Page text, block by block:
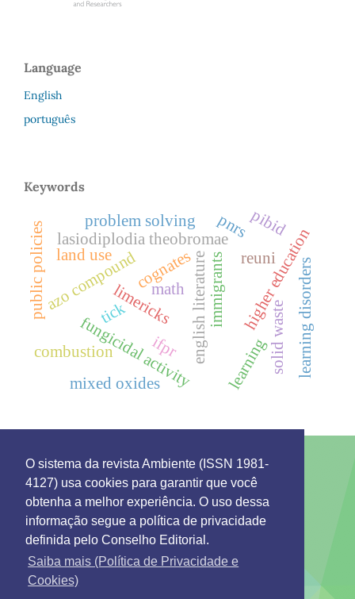
O sistema da revista Ambiente (ISSN 1981-
4127) usa cookies para garantir que você
obtenha a melhor experiência. O uso dessa
informação segue a política de privacidade
definida pelo Conselho Editorial.
Saiba mais (Política de Privacidade e
Cookies)
Language
English
português
Keywords
english literature
limericks
ifpr
lasiodiplodia theobromae
azo compound
fungicidal activity
public policies higher education
reuni
cognates immigrants
pnrs
solid waste
combustion
mixed oxides
problem solving
land use
tick
pibid
learning
math learning disorders
This work is licensed under a License
Creative
Commons Attribution 4.0 International.
Environment: Management and Development
Rua 7 de Setembro 231 - Bairro Canarinho ZIP Code.
69306-530
Tel. (95) 2121-0944
Emails: secretaria@remgads.uerr.edu.br